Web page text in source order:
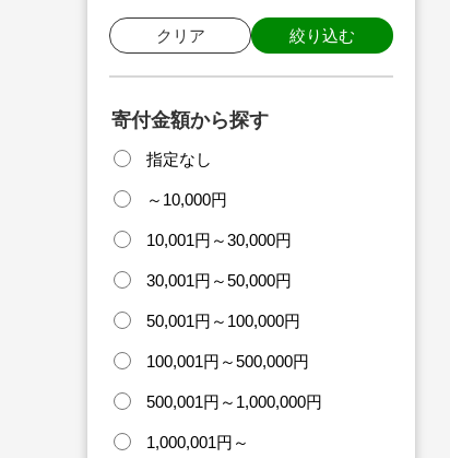
クリア 絞り込む
寄付金額から探す
指定なし
～10,000円
10,001円～30,000円
30,001円～50,000円
50,001円～100,000円
100,001円～500,000円
500,001円～1,000,000円
1,000,001円～